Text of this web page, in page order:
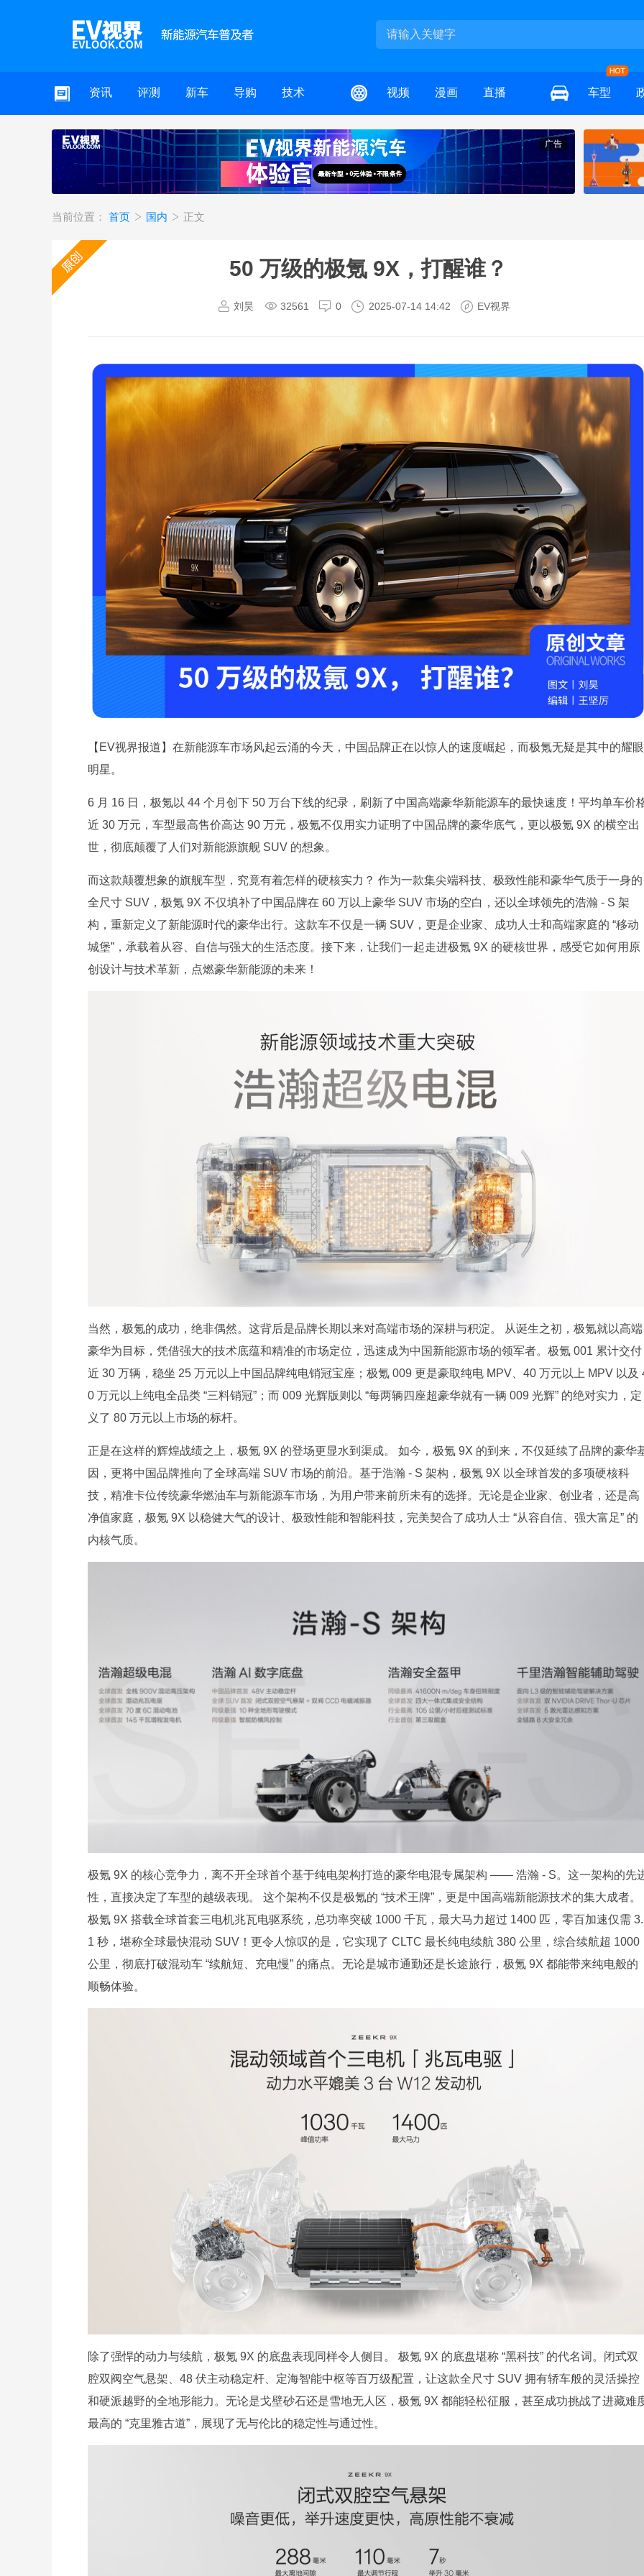
资讯 评测 新车 导购 技术 视频 漫画 直播 车型
广告
当前位置： 首页 国内 正文
50 万级的极氪 9X，打醒谁？
刘昊 32561 0 2025-07-14 14:42 EV视界
【EV视界报道】在新能源车市场风起云涌的今天，中国品牌正在以惊人的速度崛起，而极氪无疑是其中的耀眼
明星。
6 月 16 日，极氪以 44 个月创下 50 万台下线的纪录，刷新了中国高端豪华新能源车的最快速度！平均单车价
近 30 万元，车型最高售价高达 90 万元，极氪不仅用实力证明了中国品牌的豪华底气，更以极氪 9X 的横空出
世，彻底颠覆了人们对新能源旗舰 SUV 的想象。
而这款颠覆想象的旗舰车型，究竟有着怎样的硬核实力？ 作为一款集尖端科技、极致性能和豪华气质于一身的
全尺寸 SUV，极氪 9X 不仅填补了中国品牌在 60 万以上豪华 SUV 市场的空白，还以全球领先的浩瀚 - S 架
构，重新定义了新能源时代的豪华出行。这款车不仅是一辆 SUV，更是企业家、成功人士和高端家庭的 “移动
城堡”，承载着从容、自信与强大的生活态度。接下来，让我们一起走进极氪 9X 的硬核世界，感受它如何用原
创设计与技术革新，点燃豪华新能源的未来！
当然，极氪的成功，绝非偶然。这背后是品牌长期以来对高端市场的深耕与积淀。 从诞生之初，极氪就以高端
豪华为目标，凭借强大的技术底蕴和精准的市场定位，迅速成为中国新能源市场的领军者。极氪 001 累计交付
近 30 万辆，稳坐 25 万元以上中国品牌纯电销冠宝座；极氪 009 更是豪取纯电 MPV、40 万元以上 MPV 以及
0 万元以上纯电全品类 “三料销冠”；而 009 光辉版则以 “每两辆四座超豪华就有一辆 009 光辉” 的绝对实力，定
义了 80 万元以上市场的标杆。
正是在这样的辉煌战绩之上，极氪 9X 的登场更显水到渠成。 如今，极氪 9X 的到来，不仅延续了品牌的豪华
因，更将中国品牌推向了全球高端 SUV 市场的前沿。基于浩瀚 - S 架构，极氪 9X 以全球首发的多项硬核科
技，精准卡位传统豪华燃油车与新能源车市场，为用户带来前所未有的选择。无论是企业家、创业者，还是高
净值家庭，极氪 9X 以稳健大气的设计、极致性能和智能科技，完美契合了成功人士 “从容自信、强大富足” 的
内核气质。
极氪 9X 的核心竞争力，离不开全球首个基于纯电架构打造的豪华电混专属架构 —— 浩瀚 - S。这一架构的先
性，直接决定了车型的越级表现。 这个架构不仅是极氪的 “技术王牌”，更是中国高端新能源技术的集大成者。
极氪 9X 搭载全球首套三电机兆瓦电驱系统，总功率突破 1000 千瓦，最大马力超过 1400 匹，零百加速仅需 3.
1 秒，堪称全球最快混动 SUV！更令人惊叹的是，它实现了 CLTC 最长纯电续航 380 公里，综合续航超 1000
公里，彻底打破混动车 “续航短、充电慢” 的痛点。无论是城市通勤还是长途旅行，极氪 9X 都能带来纯电般的
顺畅体验。
除了强悍的动力与续航，极氪 9X 的底盘表现同样令人侧目。 极氪 9X 的底盘堪称 “黑科技” 的代名词。闭式双
腔双阀空气悬架、48 伏主动稳定杆、定海智能中枢等百万级配置，让这款全尺寸 SUV 拥有轿车般的灵活操控
和硬派越野的全地形能力。无论是戈壁砂石还是雪地无人区，极氪 9X 都能轻松征服，甚至成功挑战了进藏难
最高的 “克里雅古道”，展现了无与伦比的稳定性与通过性。